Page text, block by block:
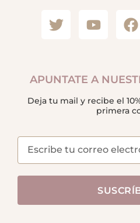
APUNTATE A
Deja tu mail y recibe el
primera